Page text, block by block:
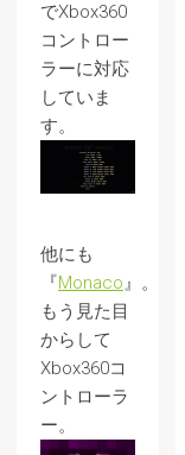
でXbox360
コントロー
ラーに対応
していま
す。
他にも
『Monaco』。
もう見た目
からして
Xbox360コ
ントローラ
ー。